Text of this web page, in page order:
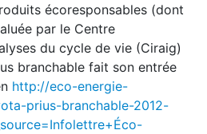
écoresponsables (dont
par le Centre
du cycle de vie (Ciraig)
branchable fait son entrée
http://eco-energie-
prius-branchable-2012-